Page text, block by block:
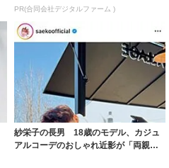
PR(合同会社デジタルファーム )
紗栄子の長男 18歳のモデル、カジュ
アルコーデのおしゃれ近影が「両親の